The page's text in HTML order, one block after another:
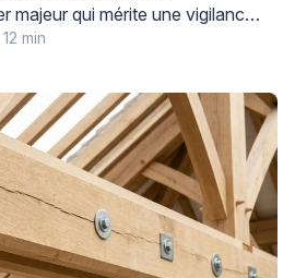
majeur qui mérite une vigilance
la charpente, élément
sérénité, faire intervenir un
la signature définitive
protection contre les vices
lorsque les combles sont
12 min